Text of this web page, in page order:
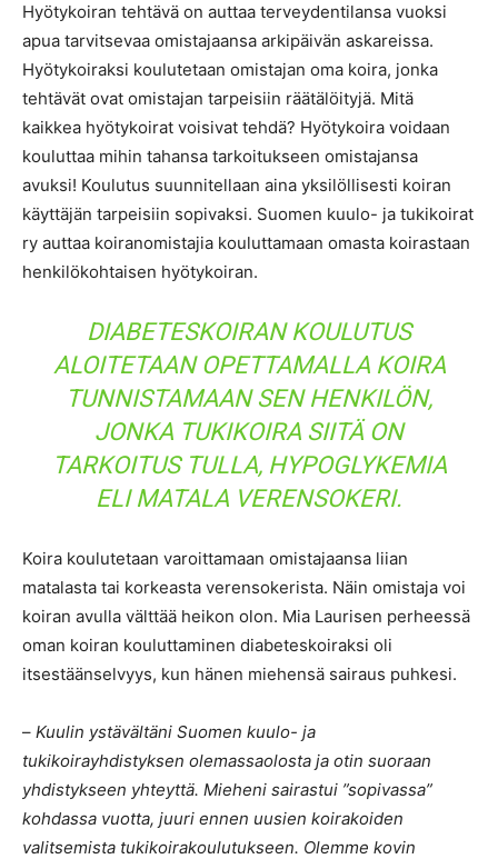
Hyötykoiran tehtävä on auttaa terveydentilansa vuoksi
apua tarvitsevaa omistajaansa arkipäivän askareissa.
Hyötykoiraksi koulutetaan omistajan oma koira, jonka
tehtävät ovat omistajan tarpeisiin räätälöityjä. Mitä
kaikkea hyötykoirat voisivat tehdä? Hyötykoira voidaan
kouluttaa mihin tahansa tarkoitukseen omistajansa
avuksi! Koulutus suunnitellaan aina yksilöllisesti koiran
käyttäjän tarpeisiin sopivaksi. Suomen kuulo- ja tukikoirat
ry auttaa koiranomistajia kouluttamaan omasta koirastaan
henkilökohtaisen hyötykoiran.
DIABETESKOIRAN KOULUTUS
ALOITETAAN OPETTAMALLA KOIRA
TUNNISTAMAAN SEN HENKILÖN,
JONKA TUKIKOIRA SIITÄ ON
TARKOITUS TULLA, HYPOGLYKEMIA
ELI MATALA VERENSOKERI.
Koira koulutetaan varoittamaan omistajaansa liian
matalasta tai korkeasta verensokerista. Näin omistaja voi
koiran avulla välttää heikon olon. Mia Laurisen perheessä
oman koiran kouluttaminen diabeteskoiraksi oli
itsestäänselvyys, kun hänen miehensä sairaus puhkesi.
– Kuulin ystävältäni Suomen kuulo- ja
tukikoirayhdistyksen olemassaolosta ja otin suoraan
yhdistykseen yhteyttä. Mieheni sairastui ”sopivassa”
kohdassa vuotta, juuri ennen uusien koirakoiden
valitsemista tukikoirakoulutukseen. Olemme kovin